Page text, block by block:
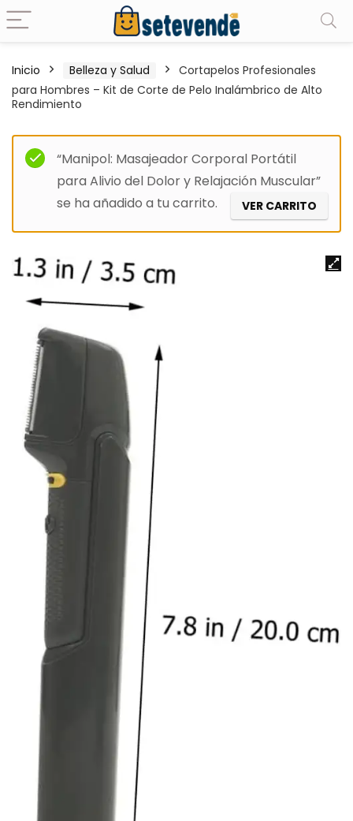
Inicio Belleza y Salud
Cortapelos Profesionales
para Hombres – Kit de Corte de Pelo Inalámbrico de Alto
Rendimiento
“Manipol: Masajeador Corporal Portátil
para Alivio del Dolor y Relajación Muscular”
se ha añadido a tu carrito.
VER CARRITO